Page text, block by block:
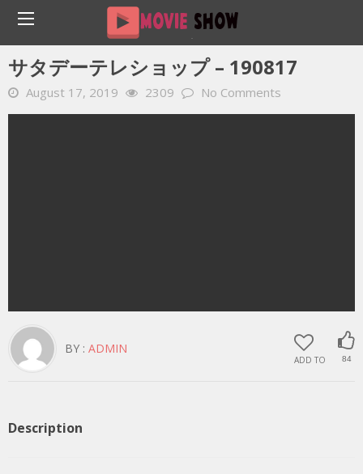
Home YOUTUBE 動画 毎日 サタデーテレショップ – 190817
サタデーテレショップ – 190817
August 17, 2019 2309 No Comments
ADD TO 84
BY : ADMIN
Description